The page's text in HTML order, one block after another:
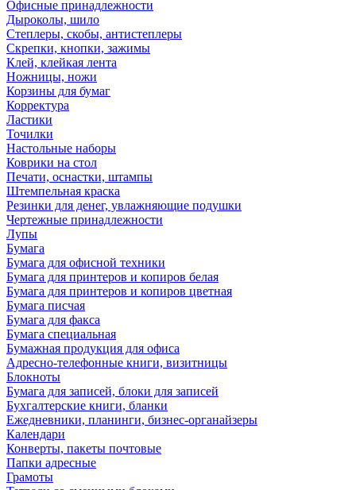
Офисные принадлежности
Дыроколы, шило
Степлеры, скобы, антистеплеры
Скрепки, кнопки, зажимы
Клей, клейкая лента
Ножницы, ножи
Корзины для бумаг
Корректура
Ластики
Точилки
Настольные наборы
Коврики на стол
Печати, оснастки, штампы
Штемпельная краска
Резинки для денег, увлажняющие подушки
Чертежные принадлежности
Лупы
Бумага
Бумага для офисной техники
Бумага для принтеров и копиров белая
Бумага для принтеров и копиров цветная
Бумага писчая
Бумага для факса
Бумага специальная
Бумажная продукция для офиса
Адресно-телефонные книги, визитницы
Блокноты
Бумага для записей, блоки для записей
Бухгалтерские книги, бланки
Ежедневники, планинги, бизнес-органайзеры
Календари
Конверты, пакеты почтовые
Папки адресные
Грамоты